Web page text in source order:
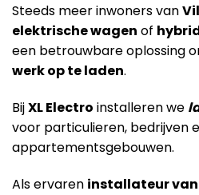
Steeds meer inwoners van
elektrische wagen of
een betrouwbare oplossing
werk op te laden.
BijXL Electro installeren we
voor particulieren, bedrijven
appartementsgebouwen.
Als ervaren installateur